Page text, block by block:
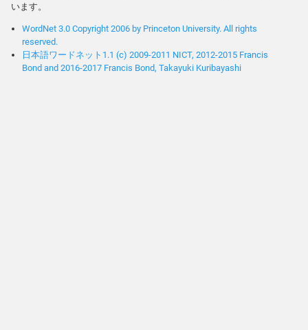
います。
WordNet 3.0 Copyright 2006 by Princeton University. All rights
reserved.
日本語ワードネット1.1 (c) 2009-2011 NICT, 2012-2015 Francis
Bond and 2016-2017 Francis Bond, Takayuki Kuribayashi